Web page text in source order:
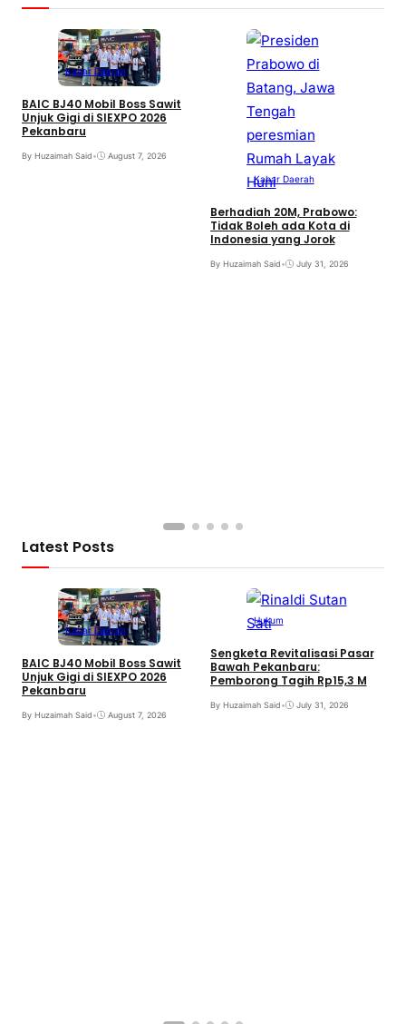
Kabar Daerah
BAIC BJ40 Mobil Boss Sawit
Unjuk Gigi di SIEXPO 2026
Pekanbaru
By Huzaimah Said• August 7, 2026
Kabar Daerah
Berhadiah 20M, Prabowo:
Tidak Boleh ada Kota di
Indonesia yang Jorok
By Huzaimah Said• July 31, 2026
Latest Posts
Kabar Daerah
BAIC BJ40 Mobil Boss Sawit
Unjuk Gigi di SIEXPO 2026
Pekanbaru
By Huzaimah Said• August 7, 2026
Hukum
Sengketa Revitalisasi Pasar
Bawah Pekanbaru:
Pemborong Tagih Rp15,3 M
By Huzaimah Said• July 31, 2026